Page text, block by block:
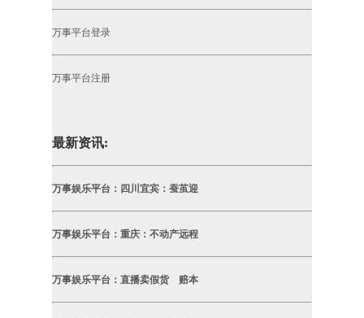
万事平台登录
万事平台注册
最新资讯:
万事娱乐平台：四川宜宾：蚕茧迎
万事娱乐平台：重庆：不动产远程
万事娱乐平台：直播卖假货 赔本